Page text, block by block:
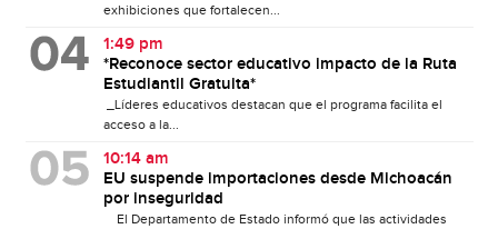
exhibiciones que fortalecen...
1:49 pm
*Reconoce sector educativo impacto de la Ruta
Estudiantil Gratuita*
_Líderes educativos destacan que el programa facilita el
acceso a la...
10:14 am
EU suspende importaciones desde Michoacán
por inseguridad
El Departamento de Estado informó que las actividades